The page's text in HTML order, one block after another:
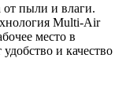
от пыли и влаги.
Multi-Air
место в
и качество